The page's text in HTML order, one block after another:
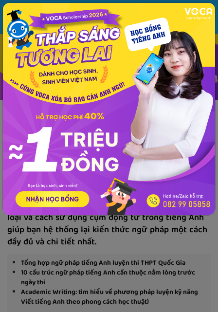
MENU ĐĂNG NHẬP
Từ vựng Ngữ pháp Mẫu câu Học phát âm Luyện viết
Kiến thức ngữ pháp
Phương pháp - kinh nghiệm
Ngữ pháp
Kiến thức ngữ pháp
Cụm Động Từ và cách sử dụng trong tiếng Anh
đăng lúc 10:55 11/06/2019
Tổng hợp tất cả về cụm động từ: Khái niệm, phân
loại và cách sử dụng cụm động từ trong tiếng Anh
giúp bạn hệ thống lại kiến thức ngữ pháp một cách
đầy đủ và chi tiết nhất.
Tổng hợp ngữ pháp tiếng Anh luyện thi THPT Quốc Gia
10 cấu trúc ngữ pháp tiếng Anh cần thuộc nằm lòng trước
ngày thi
Academic Writing: tìm hiểu về phương pháp luyện kỹ năng
Viết tiếng Anh theo phong cách học thuật)